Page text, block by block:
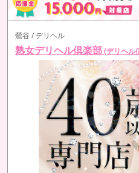
鶯谷 / デリヘル
熟女デリヘル倶楽部(デリヘル